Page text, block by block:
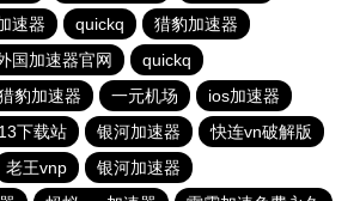
速器 quickq
猎豹加速器
国加速器官网
quickq
豹加速器 一元机场
ios加速器
下载站 银河加速器
快连vn破解版
老王vnp
银河加速器